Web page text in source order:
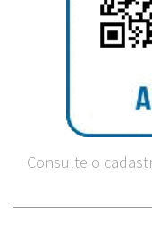
Consulte o